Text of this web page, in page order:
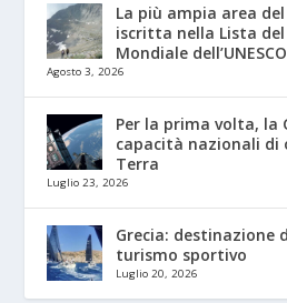
La più ampia area
iscritta nella Lista
Mondiale dell’UNESCO
Agosto 3, 2026
Per la prima volta, la
capacità nazionali di
Terra
Luglio 23, 2026
Grecia: destinazione
turismo sportivo
Luglio 20, 2026